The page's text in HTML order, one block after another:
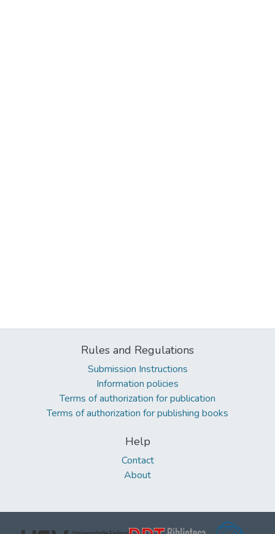
Rules and Regulations
Submission Instructions
Information policies
Terms of authorization for publication
Terms of authorization for publishing books
Help
Contact
About